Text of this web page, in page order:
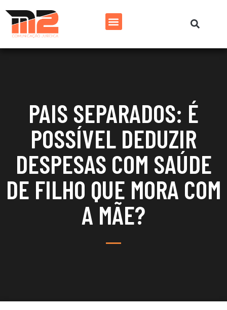
PAIS SEPARADOS: É
POSSÍVEL DEDUZIR
DESPESAS COM SAÚDE
DE FILHO QUE MORA COM
A MÃE?